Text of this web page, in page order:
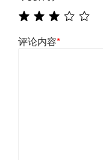
评论内容*